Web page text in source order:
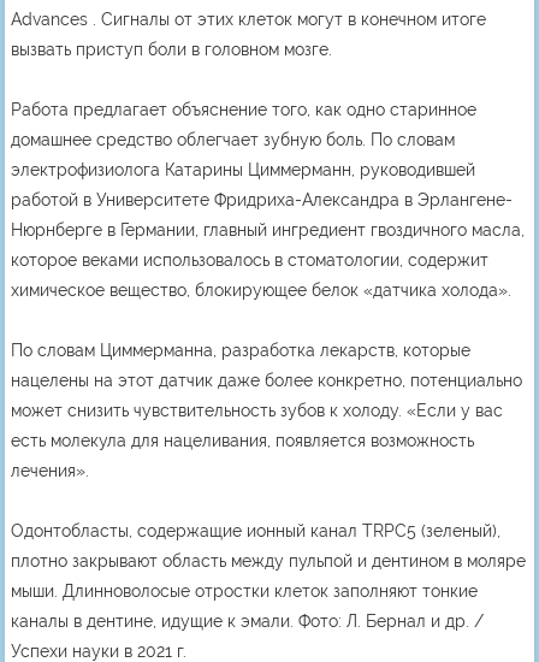
Advances . Сигналы от этих клеток могут в конечном итоге
вызвать приступ боли в головном мозге.
Работа предлагает объяснение того, как одно старинное
домашнее средство облегчает зубную боль. По словам
электрофизиолога Катарины Циммерманн, руководившей
работой в Университете Фридриха-Александра в Эрлангене-
Нюрнберге в Германии, главный ингредиент гвоздичного масла,
которое веками использовалось в стоматологии, содержит
химическое вещество, блокирующее белок «датчика холода».
По словам Циммерманна, разработка лекарств, которые
нацелены на этот датчик даже более конкретно, потенциально
может снизить чувствительность зубов к холоду. «Если у вас
есть молекула для нацеливания, появляется возможность
лечения».
Одонтобласты, содержащие ионный канал TRPC5 (зеленый),
плотно закрывают область между пульпой и дентином в моляре
мыши. Длинноволосые отростки клеток заполняют тонкие
каналы в дентине, идущие к эмали. Фото: Л. Бернал и др. /
Успехи науки в 2021 г.